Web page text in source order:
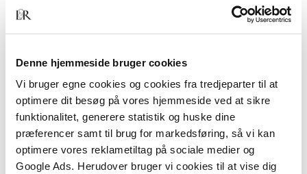
Denne hjemmeside bruger cookies
Vi bruger egne cookies og cookies fra tredjeparter til at
optimere dit besøg på vores hjemmeside ved at sikre
funktionalitet, generere statistik og huske dine
præferencer samt til brug for markedsføring, så vi kan
optimere vores reklametiltag på sociale medier og
Google Ads. Herudover bruger vi cookies til at vise dig
Hardcover
Preben Madsen
399,00 KR.